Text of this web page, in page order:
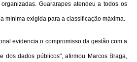
Guararapes atendeu a todos os
mínima exigida para a classificação máxima.
evidencia o compromisso da gestão com a
dos dados públicos", afirmou Marcos Braga,